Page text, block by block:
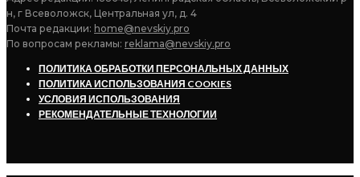
н, г Всеволожск, Центральная ул, д. 4
Почта редакции: home@nevskiy.pro
По вопросам рекламы: reklama@nevskiy.pro
ПОЛИТИКА ОБРАБОТКИ ПЕРСОНАЛЬНЫХ ДАННЫХ
ПОЛИТИКА ИСПОЛЬЗОВАНИЯ COOKIES
УСЛОВИЯ ИСПОЛЬЗОВАНИЯ
РЕКОМЕНДАТЕЛЬНЫЕ ТЕХНОЛОГИИ